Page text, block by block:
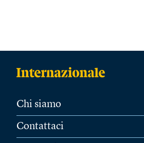
Chi siamo
Contattaci